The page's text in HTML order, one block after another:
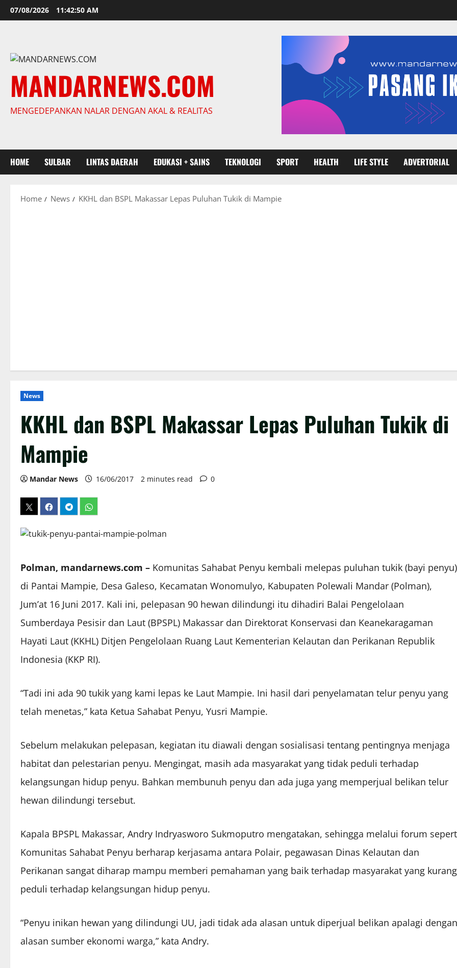
Skip
to
07/08/2026 11:42:51 AM
MANDARNEWS.COM
MENGEDEPANKAN NALAR DENGAN AKAL & REALITAS
HOME SULBAR LINTAS DAERAH EDUKASI + SAINS TEKNOLOGI SPORT HEALTH LIFE STYLE ADVERTORIAL
Home News KKHL dan BSPL Makassar Lepas Puluhan Tukik di Mampie
News
KKHL dan BSPL Makassar Lepas Puluhan Tukik di
Mampie
Mandar News 16/06/2017 2 minutes read 0
Polman, mandarnews.com – Komunitas Sahabat Penyu kembali melepas puluhan tukik (bayi penyu)
di Pantai Mampie, Desa Galeso, Kecamatan Wonomulyo, Kabupaten Polewali Mandar (Polman),
Jum’at 16 Juni 2017. Kali ini, pelepasan 90 hewan dilindungi itu dihadiri Balai Pengelolaan
Sumberdaya Pesisir dan Laut (BPSPL) Makassar dan Direktorat Konservasi dan Keanekaragaman
Hayati Laut (KKHL) Ditjen Pengelolaan Ruang Laut Kementerian Kelautan dan Perikanan Republik
Indonesia (KKP RI).
“Tadi ini ada 90 tukik yang kami lepas ke Laut Mampie. Ini hasil dari penyelamatan telur penyu yang
telah menetas,” kata Ketua Sahabat Penyu, Yusri Mampie.
Sebelum melakukan pelepasan, kegiatan itu diawali dengan sosialisasi tentang pentingnya menjaga
habitat dan pelestarian penyu. Mengingat, masih ada masyarakat yang tidak peduli terhadap
kelangsungan hidup penyu. Bahkan membunuh penyu dan ada juga yang memperjual belikan telur
hewan dilindungi tersebut.
Kapala BPSPL Makassar, Andry Indryasworo Sukmoputro mengatakan, sehingga melalui forum
Komunitas Sahabat Penyu berharap kerjasama antara Polair, pegawasan Dinas Kelautan dan
Perikanan sangat diharap mampu memberi pemahaman yang baik terhadap masyarakat yang kurang
peduli terhadap kelangsungan hidup penyu.
“Penyu inikan hewan yang dilindungi UU, jadi tidak ada alasan untuk diperjual belikan apalagi dengan
alasan sumber ekonomi warga,” kata Andry.